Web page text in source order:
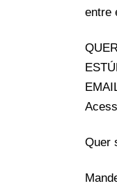
entre
Quer